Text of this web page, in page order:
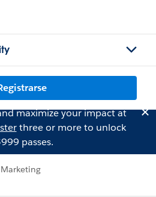
maximize your impact at
three or more to unlock
passes.